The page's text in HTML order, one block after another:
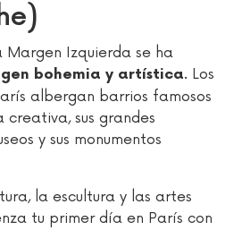
Margen Izquierda se ha
bohemia y artística. Los
albergan barrios famosos
creativa, sus grandes
y sus monumentos
la escultura y las artes
tu primer día en París con